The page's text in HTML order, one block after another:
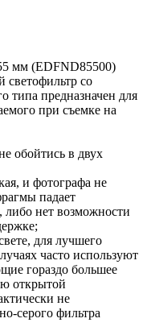
мм (EDFND85500)
светофильтр со
типа предназначен для
при съемке на
обойтись в двух
и фотографа не
падает
либо нет возможности
для лучшего
часто используют
гораздо большее
открытой
не
серого фильтра